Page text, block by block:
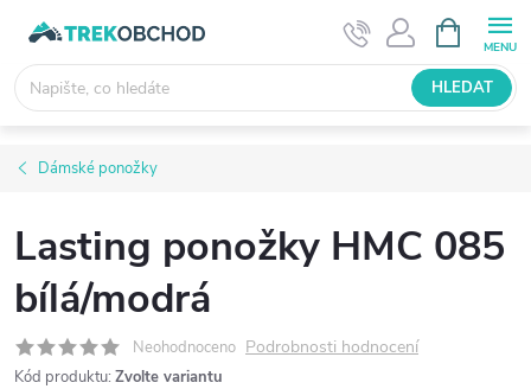
obsah
NÁKUPNÍ
KOŠÍK
HLEDAT
Dámské ponožky
Lasting ponožky HMC 085
bílá/modrá
Neohodnoceno Podrobnosti hodnocení
Kód produktu: Zvolte variantu